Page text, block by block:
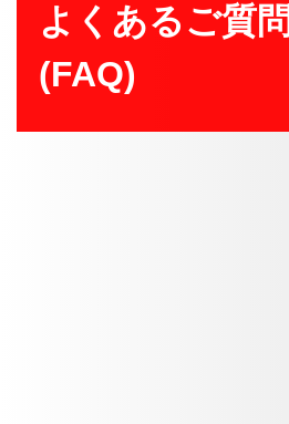
よくあるご質問
(FAQ)